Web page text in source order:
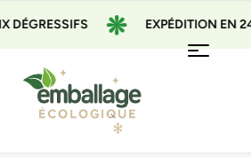
EXPÉDITION EN 24H